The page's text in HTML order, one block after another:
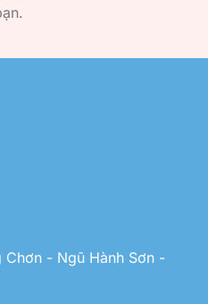
- Ngũ Hành Sơn -